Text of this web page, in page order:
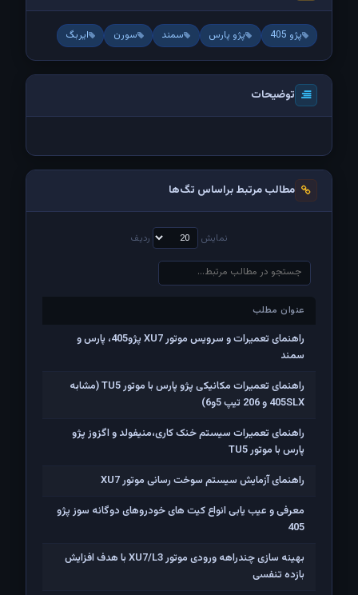
پژو 405 پژو پارس سمند سورن ایربگ
توضیحات
مطالب مرتبط براساس تگ‌ها
نمایش ردیف
عنوان مطلب
عنوان مطلب
راهنمای تعمیرات و سرویس موتور XU7 پژو405، پارس و
سمند
راهنمای تعمیرات مکانیکی پژو پارس با موتور TU5 (مشابه
405SLX و 206 تیپ 5و6)
راهنمای تعمیرات سیستم خنک کاری،منیفولد و اگزوز پژو
پارس با موتور TU5
راهنمای آزمایش سیستم سوخت رسانی موتور XU7
معرفی و عیب یابی انواع کیت های خودروهای دوگانه سوز پژو
405
بهینه سازی چندراهه ورودی موتور XU7/L3 با هدف افزایش
بازده تنفسی